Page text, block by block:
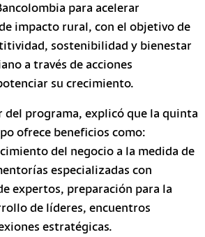
para acelerar
impacto rural, con el objetivo de
sostenibilidad y bienestar
a través de acciones
su crecimiento.
del programa, explicó que la quinta
ofrece beneficios como:
del negocio a la medida de
especializadas con
expertos, preparación para la
de líderes, encuentros
estratégicas.